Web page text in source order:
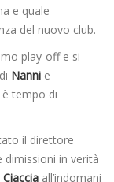
e quale
del nuovo club.
play-off e si
Nanni e
è tempo di
il direttore
dimissioni in verità
Ciaccia all’indomani